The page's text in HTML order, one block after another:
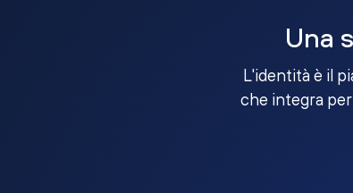
Una
L'identità è il
che integra